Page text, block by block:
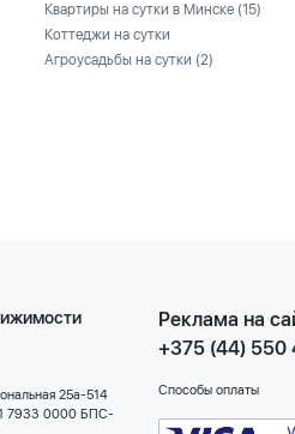
Квартиры на сутки в Минске (15)
Коттеджи на сутки
Агроусадьбы на сутки (2)
25а-514
7933 0000 БПС-
Реклама на
+375 (44) 550
Способы оплаты